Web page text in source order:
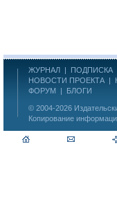
ЖУРНАЛ | ПОДПИСКА
НОВОСТИ ПРОЕКТА |
ФОРУМ | БЛОГИ
© 2004-2026
Копирование